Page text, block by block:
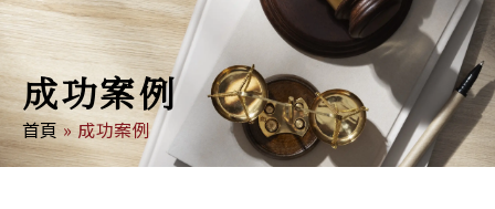
成功案例
首頁 »成功案例